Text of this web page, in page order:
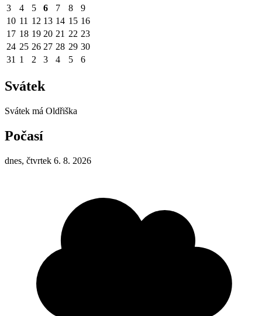
3 4 5 6 7 8
9
10 11 12 13 14 15 16
17 18 19 20 21 22 23
24 25 26 27 28 29 30
31 1 2 3 4 5 6
Svátek
Svátek má Oldřiška
Počasí
dnes, čtvrtek 6. 8. 2026